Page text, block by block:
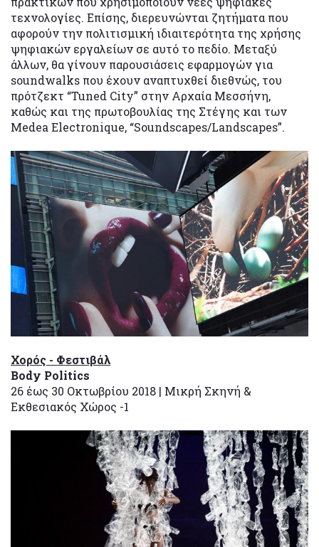
τεχνολογίες. Επίσης, διερευνώνται ζητήματα που
αφορούν την πολιτισμική ιδιαιτερότητα της χρήσης
ψηφιακών εργαλείων σε αυτό το πεδίο. Mεταξύ
άλλων, θα γίνουν παρουσιάσεις εφαρμογών για
soundwalks που έχουν αναπτυχθεί διεθνώς, του
πρότζεκτ “Tuned City” στην Αρχαία Μεσσήνη,
καθώς και της πρωτοβουλίας της Στέγης και των
Medea Electronique, “Soundscapes/Landscapes”.
Χορός - Φεστιβάλ
Body Politics
26 έως 30 Οκτωβρίου 2018 | Μικρή Σκηνή &
Εκθεσιακός Χώρος -1